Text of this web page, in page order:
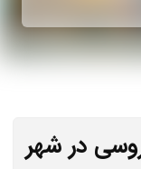
در شهر